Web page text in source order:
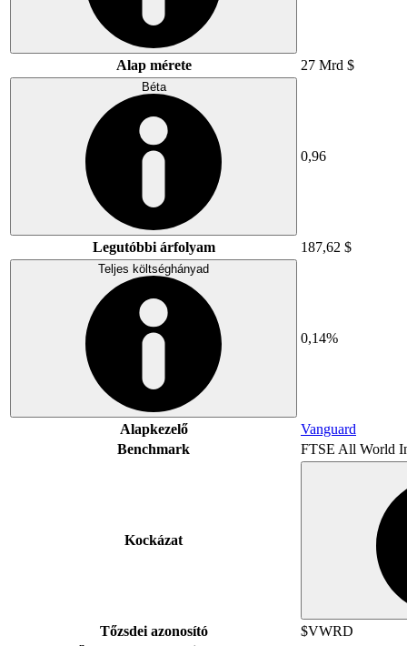
Alap mérete 27 Mrd $
Béta
0,96
Legutóbbi árfolyam 187,62 $
Teljes költséghányad
0,14%
Alapkezelő
Vanguard
Benchmark
FTSE All World
Kockázat
Tőzsdei azonosító
$VWRD